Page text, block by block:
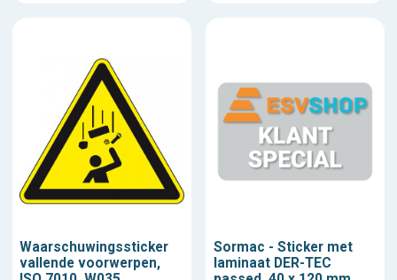
Waarschuwingssticker
vallende voorwerpen,
Sormac - Sticker met
laminaat DER-TEC